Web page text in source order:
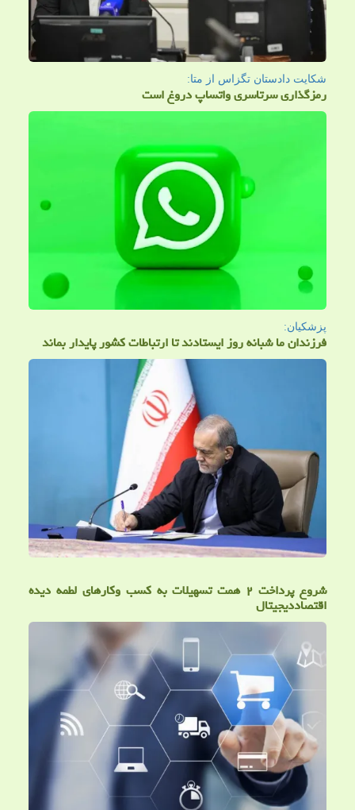
شكایت دادستان تگزاس از متا:
رمزگذاری سرتاسری واتساپ دروغ است
پزشکیان:
فرزندان ما شبانه روز ایستادند تا ارتباطات کشور پایدار بماند
شروع پرداخت ۲ همت تسهیلات به کسب وکارهای لطمه دیده
اقتصاددیجیتال